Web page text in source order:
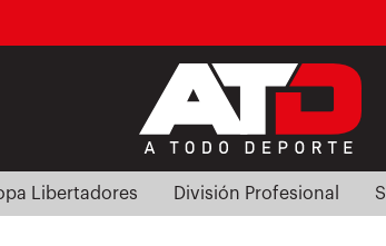
Libertadores División Profesional